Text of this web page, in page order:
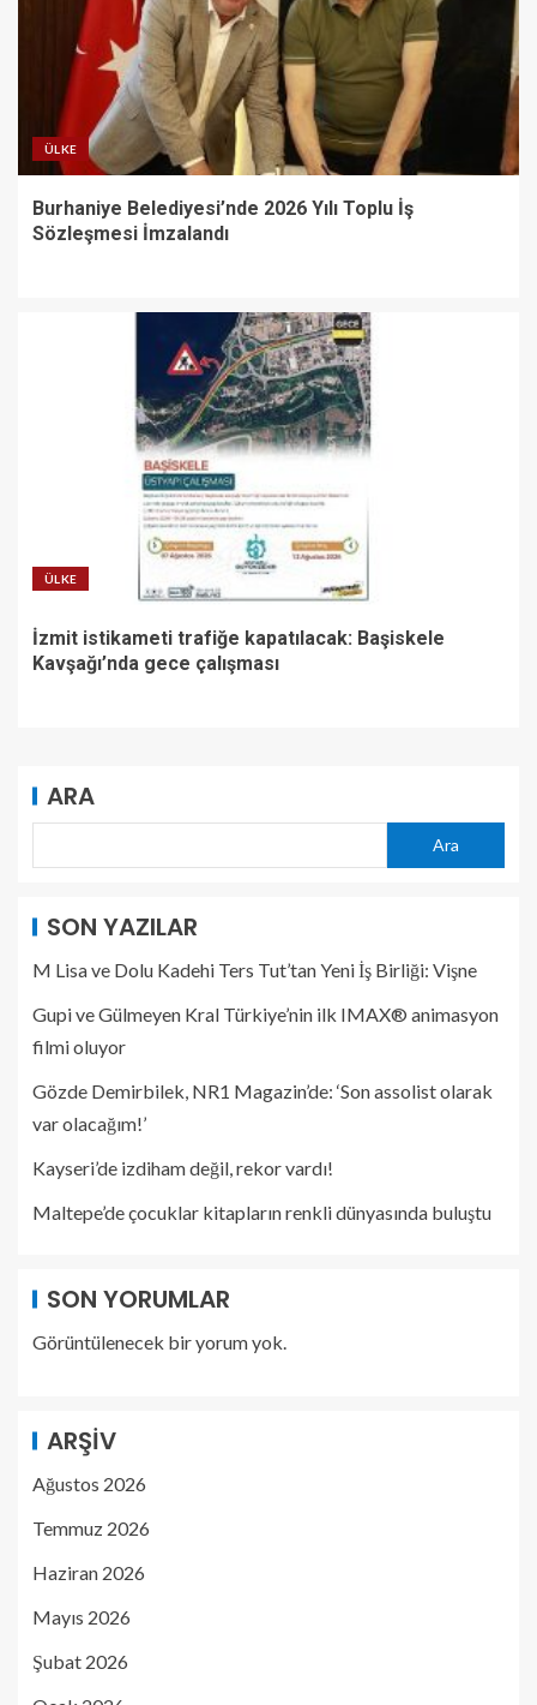
ÜLKE
Burhaniye Belediyesi’nde 2026 Yılı Toplu İş
Sözleşmesi İmzalandı
ÜLKE
İzmit istikameti trafiğe kapatılacak: Başiskele
Kavşağı’nda gece çalışması
ARA
Ara
SON YAZILAR
M Lisa ve Dolu Kadehi Ters Tut’tan Yeni İş Birliği: Vişne
Gupi ve Gülmeyen Kral Türkiye’nin ilk IMAX® animasyon
filmi oluyor
Gözde Demirbilek, NR1 Magazin’de: ‘Son assolist olarak
var olacağım!’
Kayseri’de izdiham değil, rekor vardı!
Maltepe’de çocuklar kitapların renkli dünyasında buluştu
SON YORUMLAR
Görüntülenecek bir yorum yok.
ARŞIV
Ağustos 2026
Temmuz 2026
Haziran 2026
Mayıs 2026
Şubat 2026